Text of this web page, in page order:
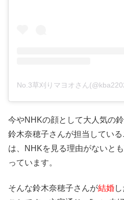
No.3草刈りマヨオさん
今やNHKの顔として大人気の
鈴木奈穂子さんが担当してい
は、NHKを見る理由がないと
っています。
そんな鈴木奈穂子さんが結婚